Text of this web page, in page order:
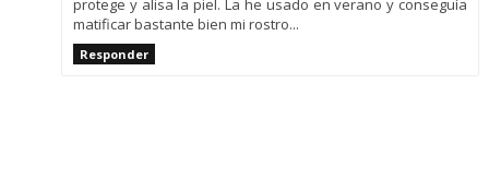
protege y alisa la piel. La he usado en verano y conseguía
matificar bastante bien mi rostro...
Responder